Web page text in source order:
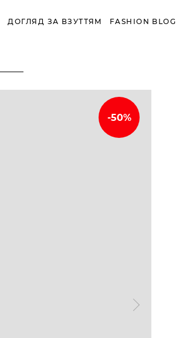
ДОГЛЯД ЗА ВЗУТТЯМ FASHION BLOG